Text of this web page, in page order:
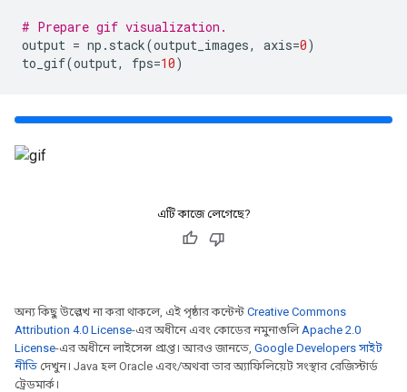
# Prepare gif visualization.
output = np . stack(output_images, axis=0)
to_gif(output, fps=10)
এটি কাজে লেগেছে?
অন্য কিছু উল্লেখ না করা থাকলে, এই পৃষ্ঠার কন্টেন্ট Creative Commons
Attribution 4.0 License-এর অধীনে এবং কোডের নমুনাগুলিApache 2.0
License-এর অধীনে লাইসেন্স প্রাপ্ত। আরও জানতে, Google Developers সাইট
নীতি দেখুন। Java হল Oracle এবং/অথবা তার অ্যাফিলিয়েট সংস্থার রেজিস্টার্ড
ট্রেডমার্ক।